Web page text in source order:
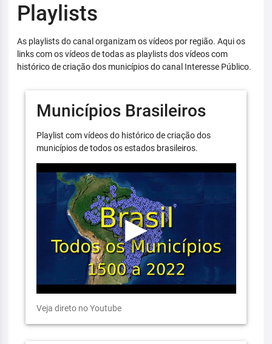
Playlists
As playlists do canal organizam os vídeos por região. Aqui os
links com os vídeos de todas as playlists dos vídeos com
histórico de criação dos municípios do canal Interesse Público.
Municípios Brasileiros
Playlist com vídeos do histórico de criação dos
municípios de todos os estados brasileiros.
Veja direto no Youtube